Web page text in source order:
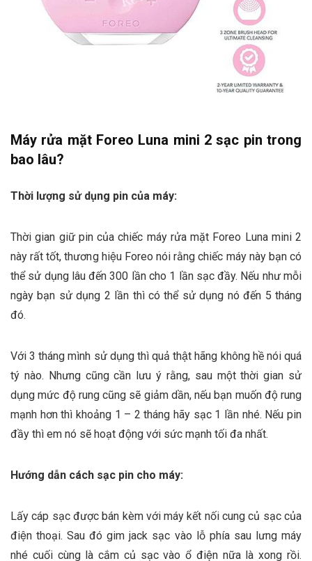
Máy rửa mặt Foreo Luna mini 2 sạc pin trong
bao lâu?
Thời lượng sử dụng pin của máy:
Thời gian giữ pin của chiếc máy rửa mặt Foreo Luna mini 2
này rất tốt, thương hiệu Foreo nói rằng chiếc máy này bạn có
thể sử dụng lâu đến 300 lần cho 1 lần sạc đầy. Nếu như mỗi
ngày bạn sử dụng 2 lần thì có thể sử dụng nó đến 5 tháng
đó.
Với 3 tháng mình sử dụng thì quả thật hãng không hề nói quá
tý nào. Nhưng cũng cần lưu ý rằng, sau một thời gian sử
dụng mức độ rung cũng sẽ giảm dần, nếu bạn muốn độ rung
mạnh hơn thì khoảng 1 – 2 tháng hãy sạc 1 lần nhé. Nếu pin
đầy thì em nó sẽ hoạt động với sức mạnh tối đa nhất.
Hướng dẫn cách sạc pin cho máy:
Lấy cáp sạc được bán kèm với máy kết nối cung củ sạc của
điện thoại. Sau đó gim jack sạc vào lỗ phía sau lưng máy
nhé cuối cùng là cắm củ sạc vào ổ điện nữa là xong rồi.